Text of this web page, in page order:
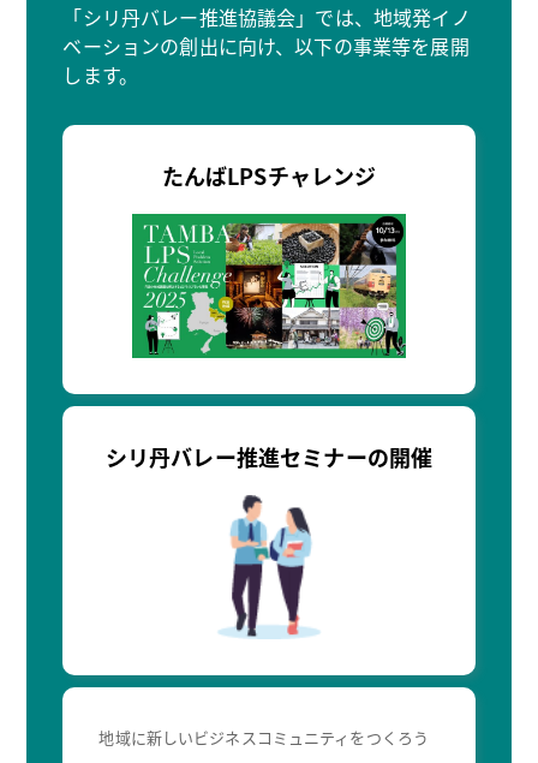
「シリ丹バレー推進協議会」では、地域発イノ
ベーションの創出に向け、以下の事業等を展開
します。
たんばLPSチャレンジ
シリ丹バレー推進セミナーの開催
地域に新しいビジネスコミュニティをつくろう